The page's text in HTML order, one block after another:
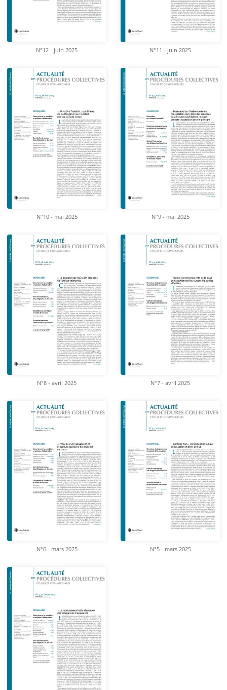
N°12 - juin 2025 N°11 - juin 2025
N°10 - mai 2025 N°9 - mai 2025
N°8 - avril 2025 N°7 - avril 2025
N°6 - mars 2025 N°5 - mars 2025